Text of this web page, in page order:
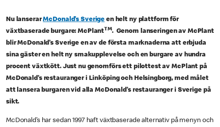
Nu lanserarMcDonald’s Sverige en helt ny plattform för
växtbaserade burgare: McPlant TM. Genom lanseringen av McPlant
blir McDonald’s Sverige en av de första marknaderna att erbjuda
sina gäster en helt ny smakupplevelse och en burgare av hundra
procent växtkött. Just nu genomförs ett pilottest av McPlant på
McDonald’s restauranger i Linköping och Helsingborg, med målet
att lansera burgaren vid alla McDonald’s restauranger i Sverige på
sikt.
McDonald’s har sedan 1997 haft växtbaserade alternativ på menyn och